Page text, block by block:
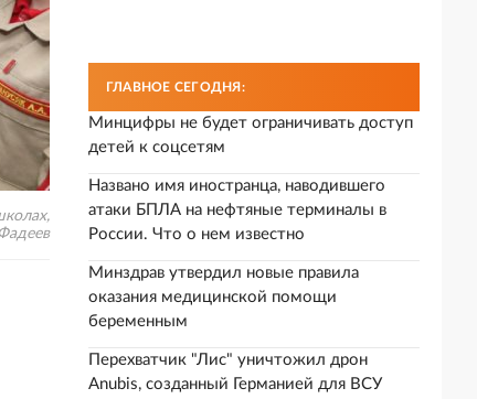
ГЛАВНОЕ СЕГОДНЯ:
Минцифры не будет ограничивать доступ
детей к соцсетям
Названо имя иностранца, наводившего
атаки БПЛА на нефтяные терминалы в
России. Что о нем известно
Минздрав утвердил новые правила
оказания медицинской помощи
беременным
Перехватчик "Лис" уничтожил дрон
Anubis, созданный Германией для ВСУ